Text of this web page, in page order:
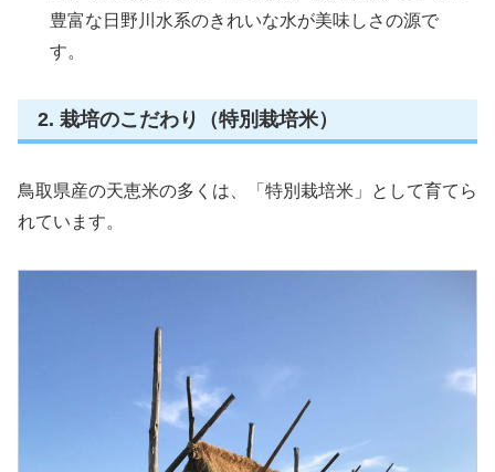
豊富な日野川水系のきれいな水が美味しさの源で
す。
2. 栽培のこだわり（特別栽培米）
鳥取県産の天恵米の多くは、「特別栽培米」として育てら
れています。